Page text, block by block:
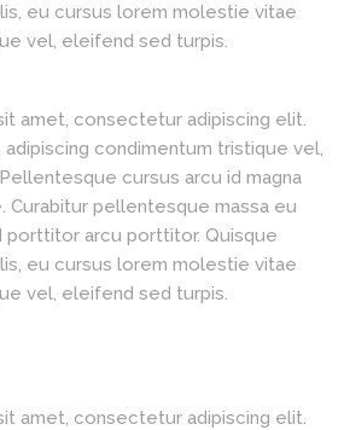
eu cursus lorem molestie vitae
vel, eleifend sed turpis.
amet, consectetur adipiscing elit.
condimentum tristique vel,
cursus arcu id magna
Curabitur pellentesque massa eu
porttitor arcu porttitor. Quisque
eu cursus lorem molestie vitae
vel, eleifend sed turpis.
amet, consectetur adipiscing elit.